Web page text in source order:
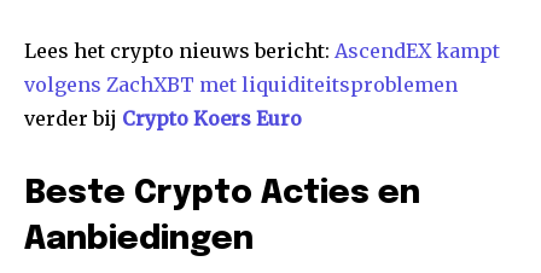
Lees het crypto nieuws bericht: AscendEX kampt
volgens ZachXBT met liquiditeitsproblemen
verder bij Crypto Koers Euro
Beste Crypto Acties en
Aanbiedingen